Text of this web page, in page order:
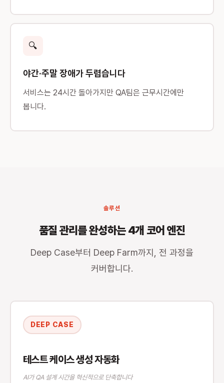
🔍
야간·주말 장애가 두렵습니다
서비스는 24시간 돌아가지만 QA팀은 근무시간에만
봅니다.
솔루션
품질 관리를 완성하는 4개 코어 엔진
Deep Case부터 Deep Farm까지, 전 과정을
커버합니다.
DEEP CASE
테스트 케이스 생성 자동화
AI가 QA 설계 시간을 혁신적으로 단축합니다